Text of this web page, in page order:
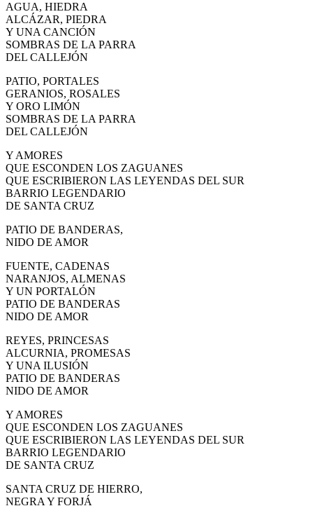
AGUA, HIEDRA
ALCÁZAR, PIEDRA
Y UNA CANCIÓN
SOMBRAS DE LA PARRA
DEL CALLEJÓN
PATIO, PORTALES
GERANIOS, ROSALES
Y ORO LIMÓN
SOMBRAS DE LA PARRA
DEL CALLEJÓN
Y AMORES
QUE ESCONDEN LOS ZAGUANES
QUE ESCRIBIERON LAS LEYENDAS DEL SUR
BARRIO LEGENDARIO
DE SANTA CRUZ
PATIO DE BANDERAS,
NIDO DE AMOR
FUENTE, CADENAS
NARANJOS, ALMENAS
Y UN PORTALÓN
PATIO DE BANDERAS
NIDO DE AMOR
REYES, PRINCESAS
ALCURNIA, PROMESAS
Y UNA ILUSIÓN
PATIO DE BANDERAS
NIDO DE AMOR
Y AMORES
QUE ESCONDEN LOS ZAGUANES
QUE ESCRIBIERON LAS LEYENDAS DEL SUR
BARRIO LEGENDARIO
DE SANTA CRUZ
SANTA CRUZ DE HIERRO,
NEGRA Y FORJÁ